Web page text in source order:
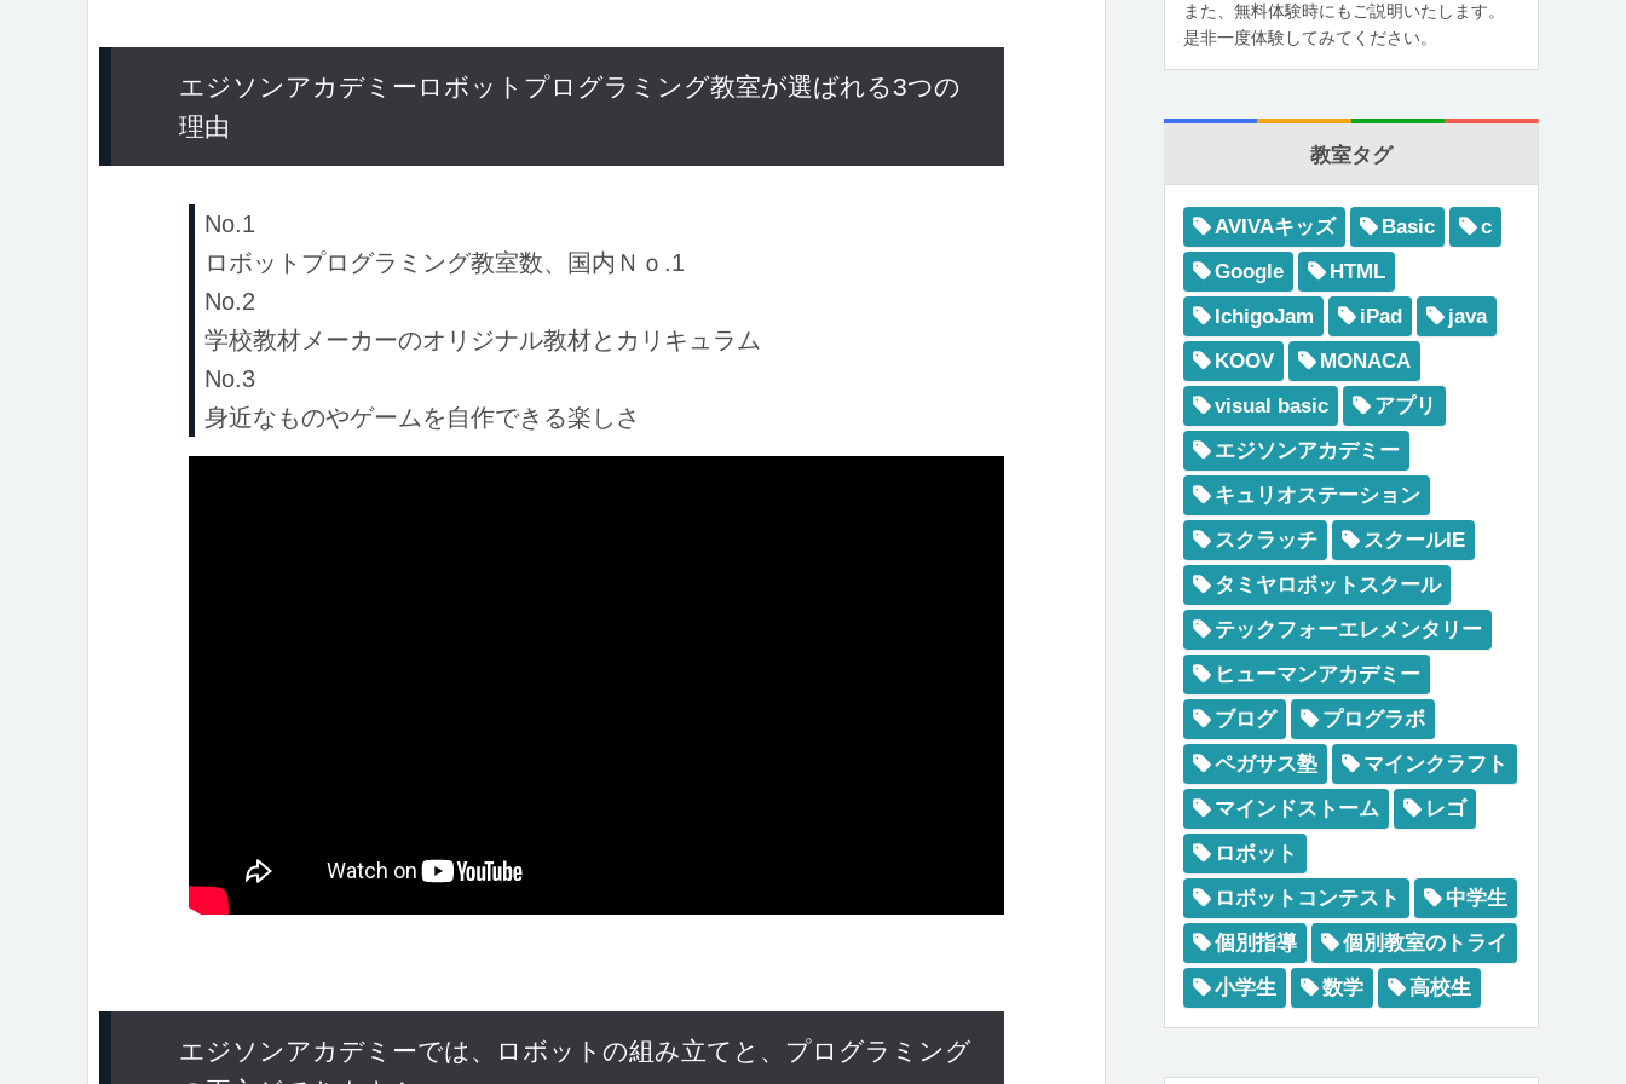
エジソンアカデミーロボットプログラミング教室が選ばれる3つの
理由
No.1
ロボットプログラミング教室数、国内Ｎｏ.1
No.2
学校教材メーカーのオリジナル教材とカリキュラム
No.3
身近なものやゲームを自作できる楽しさ
エジソンアカデミーでは、ロボットの組み立てと、プログラミング
また、無料体験時にもご説明いたします。
是非一度体験してみてください。
教室タグ
AVIVAキッズ Basic
c
Google
HTML
IchigoJam
iPad
java
KOOV
MONACA
visual basic
アプリ
エジソンアカデミー
キュリオステーション
スクラッチ
スクールIE
タミヤロボットスクール
テックフォーエレメンタリー
ヒューマンアカデミー
ブログ
プログラボ
ペガサス塾
マインクラフト
マインドストーム
レゴ
ロボット
ロボットコンテスト
中学生
個別指導
個別教室のトライ
小学生
数学 高校生